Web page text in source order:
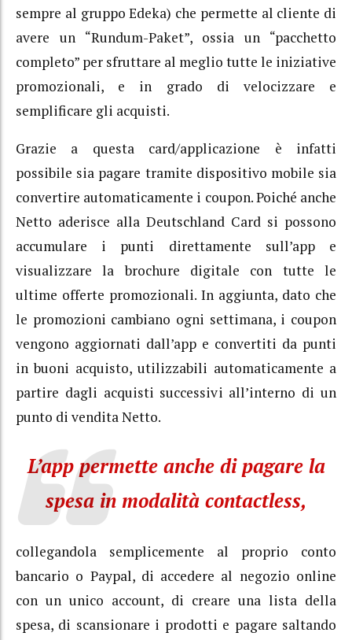
sempre al gruppo Edeka) che permette al cliente di
avere un “Rundum-Paket”, ossia un “pacchetto
completo” per sfruttare al meglio tutte le iniziative
promozionali, e in grado di velocizzare e
semplificare gli acquisti.
Grazie a questa card/applicazione è infatti
possibile sia pagare tramite dispositivo mobile sia
convertire automaticamente i coupon. Poiché anche
Netto aderisce alla Deutschland Card si possono
accumulare i punti direttamente sull’app e
visualizzare la brochure digitale con tutte le
ultime offerte promozionali. In aggiunta, dato che
le promozioni cambiano ogni settimana, i coupon
vengono aggiornati dall’app e convertiti da punti
in buoni acquisto, utilizzabili automaticamente a
partire dagli acquisti successivi all’interno di un
punto di vendita Netto.
L’app permette anche di pagare la
spesa in modalità contactless,
collegandola semplicemente al proprio conto
bancario o Paypal, di accedere al negozio online
con un unico account, di creare una lista della
spesa, di scansionare i prodotti e pagare saltando